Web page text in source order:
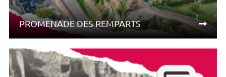
PROMENADE DES REMPARTS